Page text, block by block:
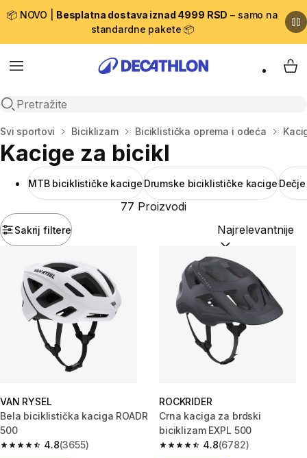
📦 NOVO | Besplatna dostava iznad 4999 RSD – samo na
standardne pakete 📦
Menu
Open search
My
Početna stranica
Svi sportovi Biciklizam Biciklistička oprema i odeća
Kacige za bicikl
MTB biciklističke kacige Drumske biciklističke kacige
Sakrij filtere
77 Proizvodi
Sortiraj po:
VAN RYSEL
Bela biciklistička kaciga ROADR
500
4.8
4.8 od 5 zvezdica from 3655 Recenzije
(3655)
ROCKRIDER
Crna kaciga za brdski
biciklizam EXPL 500
4.8
4.8 od 5 zvezdica from 6782
(6782)